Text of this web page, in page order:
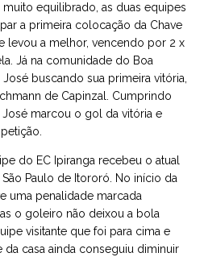
equilibrado, as duas equipes
a primeira colocação da Chave
levou a melhor, vencendo por 2 x
Já na comunidade do Boa
buscando sua primeira vitória,
de Capinzal. Cumprindo
marcou o gol da vitória e
do EC Ipiranga recebeu o atual
Paulo de Itororó. No início da
uma penalidade marcada
o goleiro não deixou a bola
visitante que foi para cima e
da casa ainda conseguiu diminuir